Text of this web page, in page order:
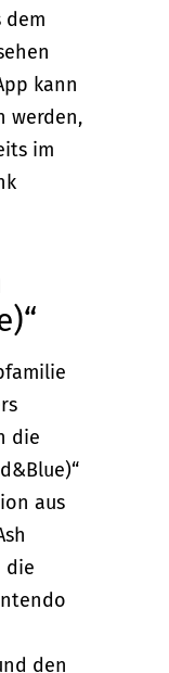
dem
kann
werden,
im
die
aus
die
den